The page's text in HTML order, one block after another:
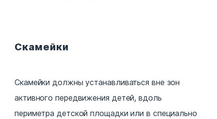
Скамейки
Скамейки должны устанавливаться вне зон
активного передвижения детей, вдоль
периметра детской площадки или в специально